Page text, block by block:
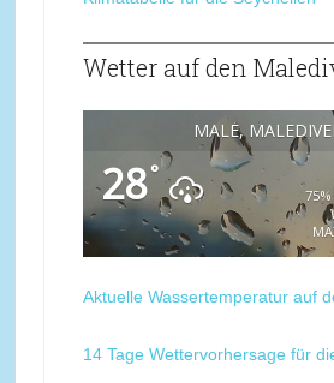
Wetter auf den
MALÉ,
28°
Aktuelle Wassertemperatur auf
14 Tage Wettervorhersage für